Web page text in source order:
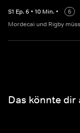
S1 Ep.6 • 10 Min. •
6
Mordecai und Rigby
Das könnte dir